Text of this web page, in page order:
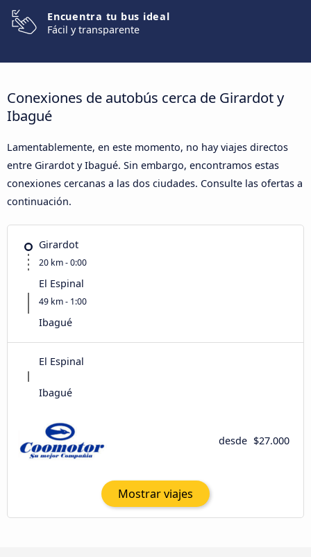
Encuentra tu bus ideal
Fácil y transparente
Conexiones de autobús cerca de Girardot y
Ibagué
Lamentablemente, en este momento, no hay viajes directos
entre Girardot y Ibagué. Sin embargo, encontramos estas
conexiones cercanas a las dos ciudades. Consulte las ofertas a
continuación.
Girardot
20 km - 0:00
El Espinal
49 km - 1:00
Ibagué
El Espinal
Ibagué
desde $27.000
Mostrar viajes